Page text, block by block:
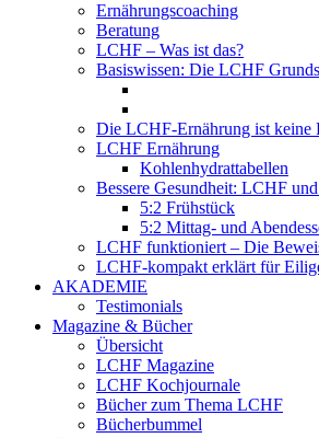
Ernährungscoaching
Beratung
LCHF – Was ist das?
Basiswissen: Die LCHF
Die LCHF-Ernährung ist keine
LCHF Ernährung
Kohlenhydrattabellen
Bessere Gesundheit: LCHF
5:2 Frühstück
5:2 Mittag- und
LCHF funktioniert – Die
LCHF-kompakt erklärt für
AKADEMIE
Testimonials
Magazine & Bücher
Übersicht
LCHF Magazine
LCHF Kochjournale
Bücher zum Thema LCHF
Bücherbummel